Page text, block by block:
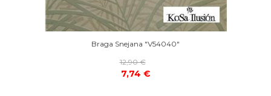
Braga Snejana "V54040"
12,90 €
7,74 €